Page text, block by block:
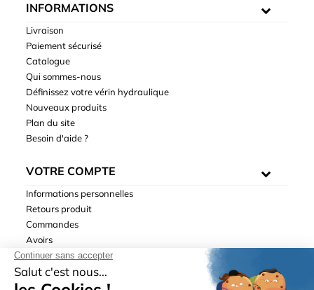
INFORMATIONS
Livraison
Paiement sécurisé
Catalogue
Qui sommes-nous
Définissez votre vérin hydraulique
Nouveaux produits
Plan du site
Besoin d'aide ?
VOTRE COMPTE
Informations personnelles
Retours produit
Commandes
Avoirs
Adresses
Bons de réduction